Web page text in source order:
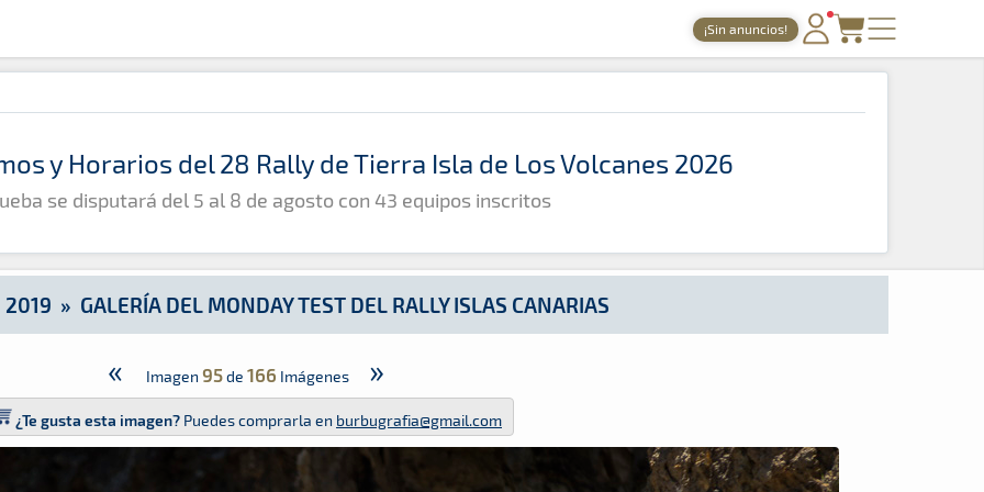
¡Sin anuncios!
PORTADA
TIEMPOS ONLINE
GALERÍAS
ARCHIVO
Islas Canarias
y Horarios del 28 Rally de Tierra Isla de Los Volcanes 2026
se disputará del 5 al 8 de agosto con 43 equipos inscritos
2019 » GALERÍA DEL MONDAY TEST DEL RALLY ISLAS CANARIAS
« Imagen 95de 166 Imágenes »
¿Te gusta esta imagen? Puedes comprarla en burbugrafia@gmail.com